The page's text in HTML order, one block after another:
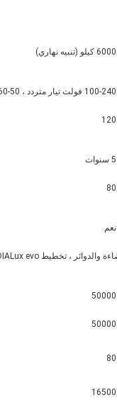
6000 كيلو (تنبيه نهاري)
100-240 فولت تيار متردد ، 50-60 هرتز
120
5 سنوات
80
نعم
50000
50000
80
16500